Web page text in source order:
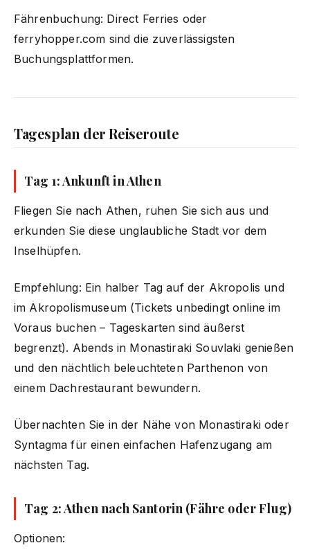
Fährenbuchung: Direct Ferries oder
ferryhopper.com sind die zuverlässigsten
Buchungsplattformen.
Tagesplan der Reiseroute
Tag 1: Ankunft in Athen
Fliegen Sie nach Athen, ruhen Sie sich aus und
erkunden Sie diese unglaubliche Stadt vor dem
Inselhüpfen.
Empfehlung: Ein halber Tag auf der Akropolis und
im Akropolismuseum (Tickets unbedingt online im
Voraus buchen – Tageskarten sind äußerst
begrenzt). Abends in Monastiraki Souvlaki genießen
und den nächtlich beleuchteten Parthenon von
einem Dachrestaurant bewundern.
Übernachten Sie in der Nähe von Monastiraki oder
Syntagma für einen einfachen Hafenzugang am
nächsten Tag.
Tag 2: Athen nach Santorin (Fähre oder Flug)
Optionen: